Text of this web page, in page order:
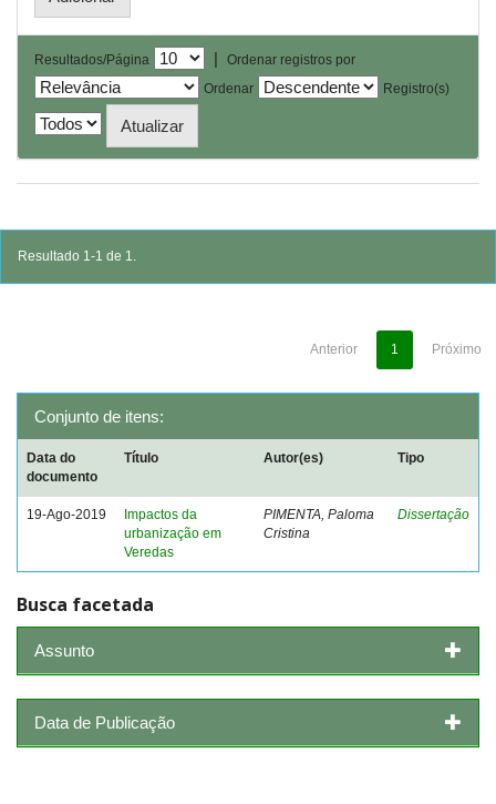
Resultados/Página |
Ordenar registros por
Ordenar
Registro(s)
Resultado 1-1 de 1.
Anterior 1 Próximo
Conjunto de itens:
Data do
documento
Título Autor(es) Tipo
19-Ago-2019
Impactos da
urbanização em
Veredas
PIMENTA, Paloma
Cristina
Dissertação
Busca facetada
Assunto
Data de Publicação